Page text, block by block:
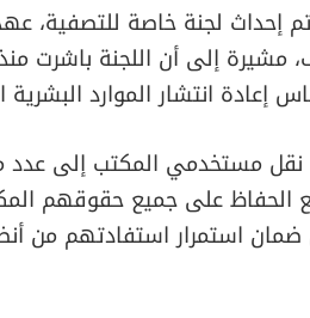
إحداث لجنة خاصة للتصفية،
مشيرة إلى أن اللجنة باشرت
إعادة انتشار الموارد البشرية
نقل مستخدمي المكتب إلى
الحفاظ على جميع حقوقهم
استمرار استفادتهم من